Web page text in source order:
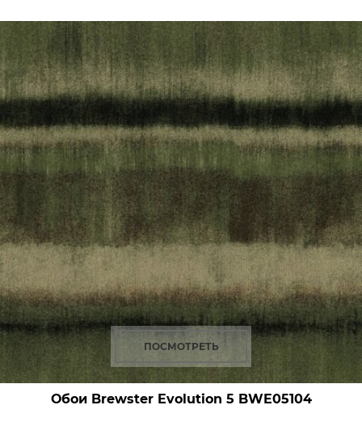
ПОСМОТРЕТЬ
Обои Brewster Evolution 5 BWE05104